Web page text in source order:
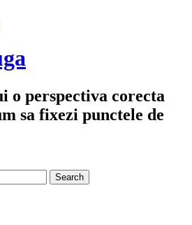
o perspectiva corecta
sa fixezi punctele de